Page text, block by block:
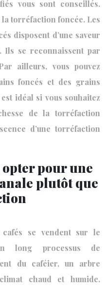
vous sont conseillés.
torréfaction foncée. Les
disposent d’une saveur
Ils se reconnaissent par
ailleurs, vous pouvez
foncés et des grains
idéal si vous souhaitez
de la torréfaction
d’une torréfaction
pour une
plutôt que
se vendent sur le
long processus de
du caféier, un arbre
chaud et humide.